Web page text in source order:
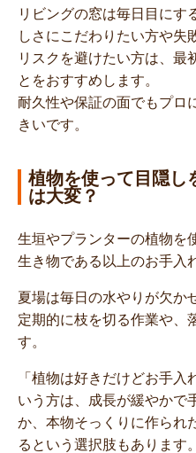
リビングの窓は毎日目にす
しさにこだわりたい方や失
リスクを避けたい方は、最
とをおすすめします。
耐久性や保証の面でもプロ
きいです。
植物を使って目隠し
は大変？
生垣やプランターの植物を
生き物である以上のお手入
夏場は毎日の水やりが欠か
定期的に枝を切る作業や、
す。
「植物は好きだけどお手
いう方は、成長が緩やかで
か、本物そっくりに作られ
るという選択肢もあります。